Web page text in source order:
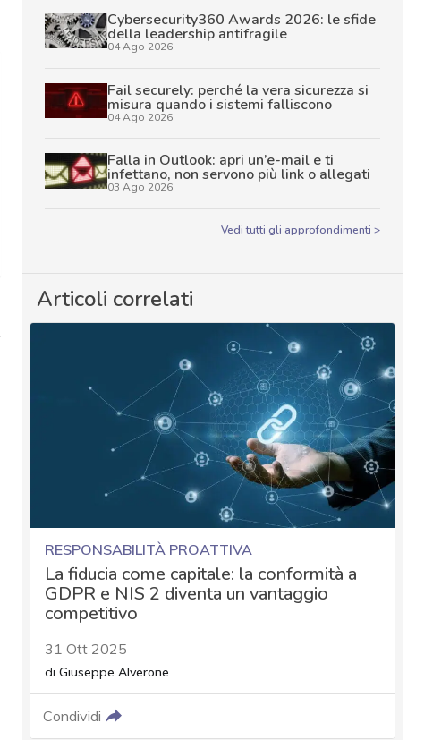
Cybersecurity360 Awards 2026: le sfide
della leadership antifragile
04 Ago 2026
Fail securely: perché la vera sicurezza si
misura quando i sistemi falliscono
04 Ago 2026
Falla in Outlook: apri un’e-mail e ti
infettano, non servono più link o allegati
03 Ago 2026
Vedi tutti gli approfondimenti >
Articoli correlati
RESPONSABILITÀ PROATTIVA
La fiducia come capitale: la conformità a
GDPR e NIS 2 diventa un vantaggio
competitivo
31 Ott 2025
di Giuseppe Alverone
Condividi